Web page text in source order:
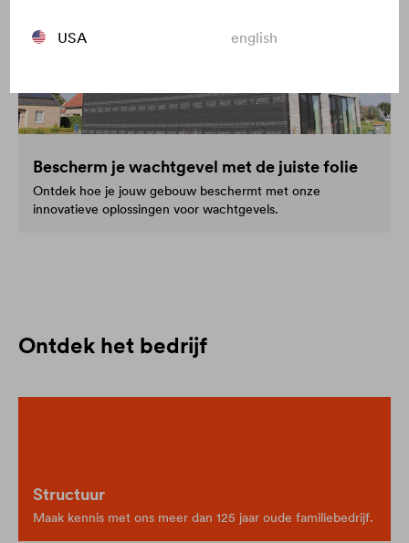
USA english
Bescherm je wachtgevel met de juiste folie
Ontdek hoe je jouw gebouw beschermt met onze
innovatieve oplossingen voor wachtgevels.
Ontdek het bedrijf
Structuur
Maak kennis met ons meer dan 125 jaar oude familiebedrijf.